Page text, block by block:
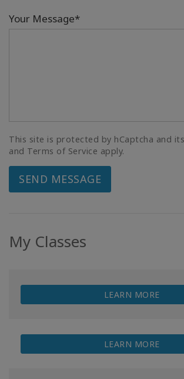
Your Message*
This site is protected by hCaptcha and
and Terms of Service apply.
SEND MESSAGE
My Classes
LEARN MORE
LEARN MORE